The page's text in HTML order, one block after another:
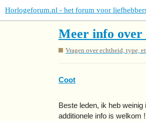
Horlogeforum.nl - het forum voor
Meer info over
Vragen over echtheid, type,
Coot
Beste leden, ik heb
additionele info is welkom